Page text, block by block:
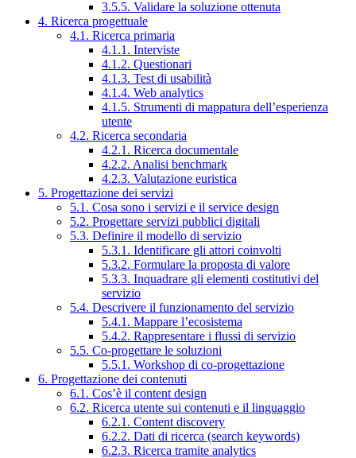
3.5.5. Validare la soluzione ottenuta
4. Ricerca progettuale
4.1. Ricerca primaria
4.1.1. Interviste
4.1.2. Questionari
4.1.3. Test di usabilità
4.1.4. Web analytics
4.1.5. Strumenti di mappatura dell’esperienza
utente
4.2. Ricerca secondaria
4.2.1. Ricerca documentale
4.2.2. Analisi benchmark
4.2.3. Valutazione euristica
5. Progettazione dei servizi
5.1. Cosa sono i servizi e il service design
5.2. Progettare servizi pubblici digitali
5.3. Definire il modello di servizio
5.3.1. Identificare gli attori coinvolti
5.3.2. Formulare la proposta di valore
5.3.3. Inquadrare gli elementi costitutivi del
servizio
5.4. Descrivere il funzionamento del servizio
5.4.1. Mappare l’ecosistema
5.4.2. Rappresentare i flussi di servizio
5.5. Co-progettare le soluzioni
5.5.1. Workshop di co-progettazione
6. Progettazione dei contenuti
6.1. Cos’è il content design
6.2. Ricerca utente sui contenuti e il linguaggio
6.2.1. Content discovery
6.2.2. Dati di ricerca (search keywords)
6.2.3. Ricerca tramite analytics